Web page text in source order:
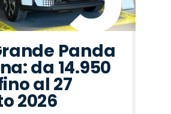
Panda
da 14.950
al 27
2026